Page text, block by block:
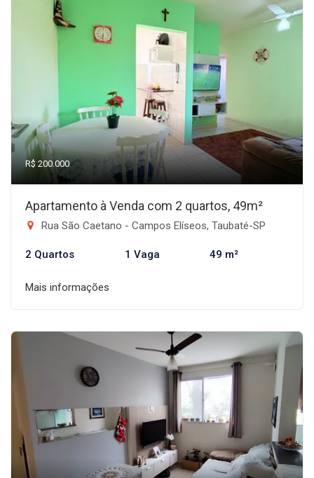
R$ 200.000
Apartamento à Venda com 2 quartos, 49m²
Rua São Caetano - Campos Elíseos, Taubaté-SP
2 Quartos 1 Vaga 49 m²
Mais informações